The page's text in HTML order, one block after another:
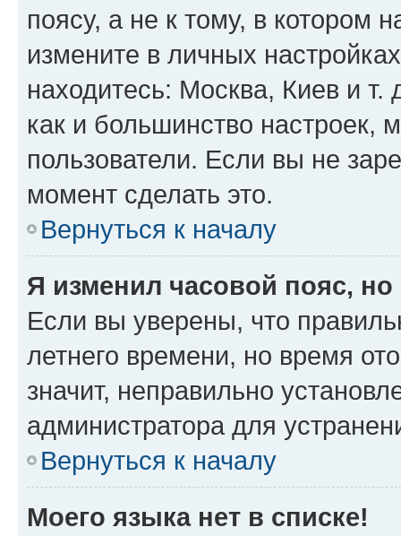
поясу, а не к тому, в котором
измените в личных
находитесь: Москва, Киев и т.
как и большинство настроек,
пользователи. Если вы не
момент сделать это.
Вернуться к началу
Я изменил часовой пояс,
Если вы уверены, что
летнего времени, но время
значит, неправильно
администратора для
Вернуться к началу
Моего языка нет в списке!